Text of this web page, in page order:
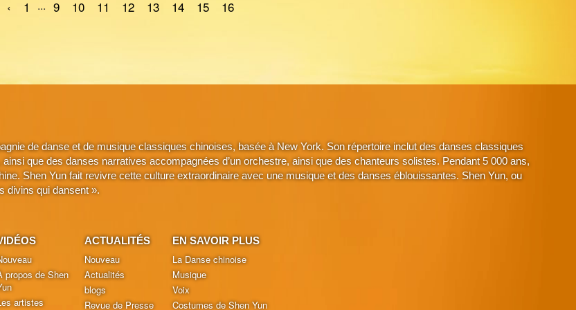
‹ 1 ... 9 10 11 12 13 14 15 16
de danse et de musique classiques chinoises, basée à New York. Son répertoire inclut des danses classiques
que des danses narratives accompagnées d’un orchestre, ainsi que des chanteurs solistes. Pendant 5 000 ans,
Shen Yun fait revivre cette culture extraordinaire avec une musique et des danses éblouissantes. Shen Yun, ou
divins qui dansent ».
propos de Shen
artistes
ACTUALITÉS
Nouveau
Actualités
blogs
Revue de Presse
EN SAVOIR PLUS
La Danse chinoise
Musique
Voix
Costumes de Shen Yun